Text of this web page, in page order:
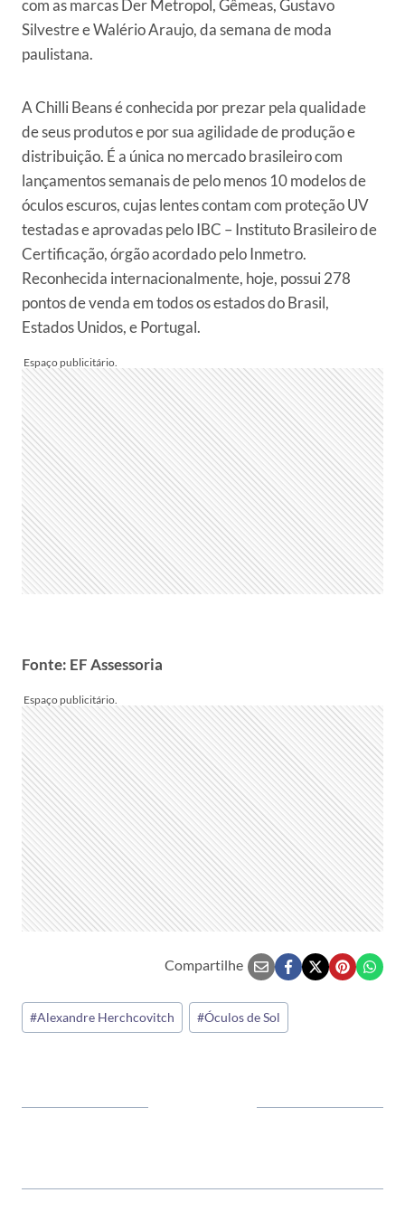
com as marcas Der Metropol, Gêmeas, Gustavo
Silvestre e Walério Araujo, da semana de moda
paulistana.
A Chilli Beans é conhecida por prezar pela qualidade
de seus produtos e por sua agilidade de produção e
distribuição. É a única no mercado brasileiro com
lançamentos semanais de pelo menos 10 modelos de
óculos escuros, cujas lentes contam com proteção UV
testadas e aprovadas pelo IBC – Instituto Brasileiro de
Certificação, órgão acordado pelo Inmetro.
Reconhecida internacionalmente, hoje, possui 278
pontos de venda em todos os estados do Brasil,
Estados Unidos, e Portugal.
Fonte: EF Assessoria
Compartilhe
Tags
do
#Alexandre Herchcovitch #Óculos de Sol